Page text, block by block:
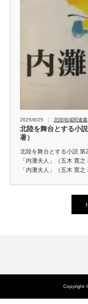
2025/8/25 北陸地域関連
北陸を舞台とする小
著）
北陸を舞台とする小説
「内灘夫人」（五木 寛
「内灘夫人」（五木 寛
Copyright